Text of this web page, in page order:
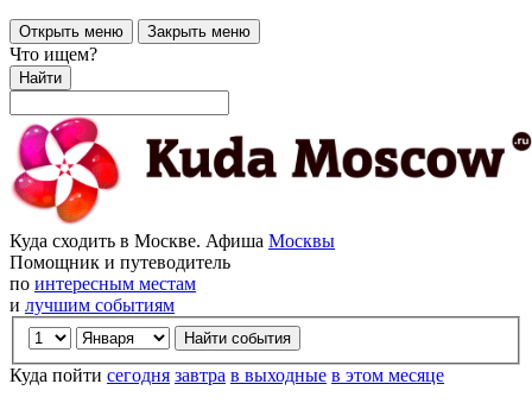
Открыть меню Закрыть меню
Что ищем?
Найти
Куда сходить в Москве. Афиша Москвы
Помощник и путеводитель
по интересным местам
и лучшим событиям
Куда пойти сегодня завтра в выходные в этом месяце